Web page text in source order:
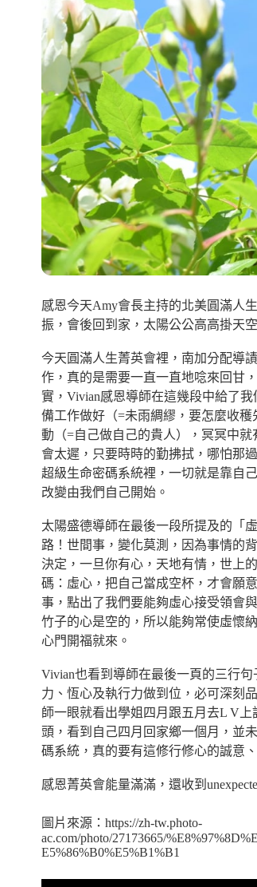
感恩今天Amy會長主持的北美圓滿人
振，會後回到家，太陽公公高高掛天
今天圓滿人生菁英會裡，南加分配導
作，真的是需要一直一直地唸來回甘
實，Vivian感恩導師在這幾段中給了
備工作做好（=未雨綢繆，要怎麼收
動（=自己做自己的貴人），冥冥中
會太遲，只要時時的勤拂拭，哪怕那
超級生命密碼系統裡，一切就是靠自
改變由我們自己開始。
太陽盛德導師在最後一段所提及的「
路！世間事，變化莫測，因為事情的
決定，一旦你有心，天地有情，世上
碼：虛心，把自己當成空杯，才會願
事，點出了我們要能夠虛心接受領會
竹子的心是空的，所以能夠常使虛懷
心門開福就來。
Vivian也看到導師在最後一頁的三行
力、恆心及執行力做到位，必可深刻
師一眼就看出學姐四月跟五月去L V
頭，看到自己四月回家鄉一個月，並
碼系統，真的要有這修行修心的誠意
感恩菁英會能量滿滿，還收到
圖片來源：https://zh-tw.photo-
ac.com/photo/27173665/
E5%86%B0%E5%B1%B1